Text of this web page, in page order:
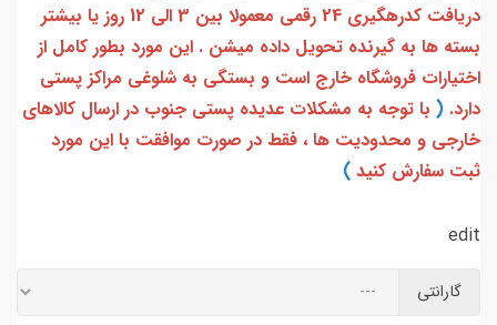
دریافت کدرهگیری 24 رقمی معمولا بین 3 الی 12 روز یا بیشتر
بسته ها به گیرنده تحویل داده میشن . این مورد بطور کامل از
اختیارات فروشگاه خارج است و بستگی به شلوغی مراکز پستی
دارد. ( با توجه به مشکلات عدیده پستی جنوب در ارسال کالاهای
خارجی و محدودیت ها ، فقط در صورت موافقت با این مورد
ثبت سفارش کنید )
edit
گارانتی